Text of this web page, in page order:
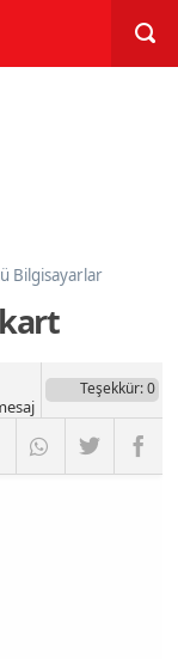
Bilgisayarlar
Teşekkür: 0